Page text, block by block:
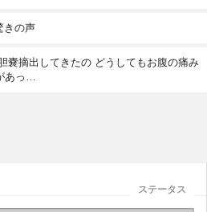
きの声
嚢摘出してきたの どうしてもお腹の痛み
あっ…
ステータス